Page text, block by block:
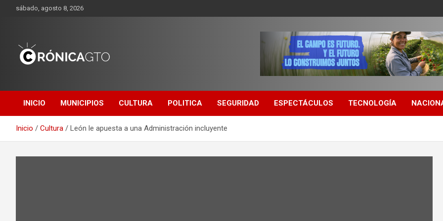
sábado, agosto 8, 2026
GUANAJUATO
INICIO MUNICIPIOS CULTURA POLITICA SEGURIDAD ESPECTÁCULOS TECNOLOGÍA
Inicio Cultura León le apuesta a una Administración incluyente